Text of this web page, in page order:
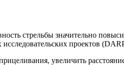
стрельбы значительно
проектов
увеличить